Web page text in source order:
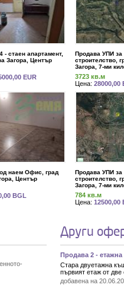
- стаен апартамент,
Загора, Център
EUR
Продава УПИ
строителство,
Загора, 7-ми
3723 кв.м
Цена: 28000,00
наем Офис, град
Център
BGL
Продава УПИ
строителство,
Загора, 7-ми
784 кв.м
Цена: 12500,00
Други
Продава 2 -
Стара двуетажна
първият етаж от две
добавена на